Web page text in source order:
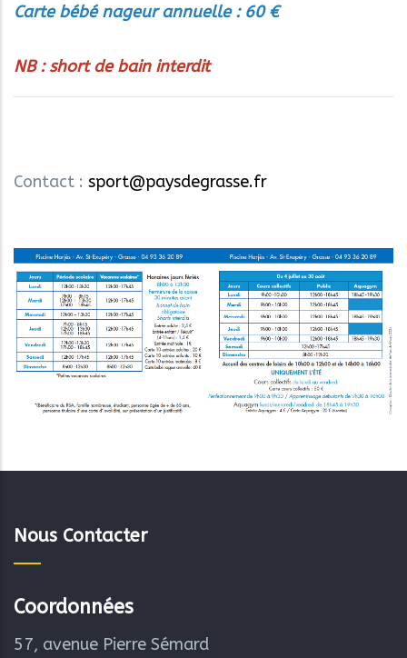
Carte bébé nageur annuelle : 60 €
NB : short de bain interdit
Contact : sport@paysdegrasse.fr
Nous Contacter
Coordonnées
57, avenue Pierre Sémard